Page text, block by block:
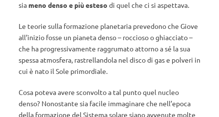
sia meno denso e più esteso di quel che ci si aspettava.
Le teorie sulla formazione planetaria prevedono che Giove
all’inizio fosse un pianeta denso – roccioso o ghiacciato –
che ha progressivamente raggrumato attorno a sé la sua
spessa atmosfera, rastrellandola nel disco di gas e polveri in
cui è nato il Sole primordiale.
Cosa poteva avere sconvolto a tal punto quel nucleo
denso? Nonostante sia facile immaginare che nell’epoca
della formazione del Sistema solare siano avvenute molte